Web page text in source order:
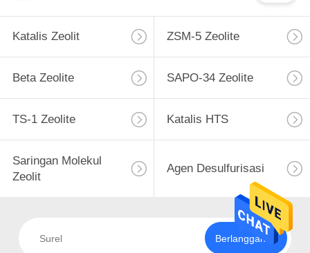
Katalis Zeolit ZSM-5 Zeolite
Beta Zeolite SAPO-34 Zeolite
TS-1 Zeolite Katalis HTS
Saringan Molekul
Zeolit
Agen Desulfurisasi
Berlangganan